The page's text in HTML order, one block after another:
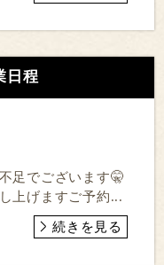
日程
足でございます🤫
上げますご予約...
続きを見る